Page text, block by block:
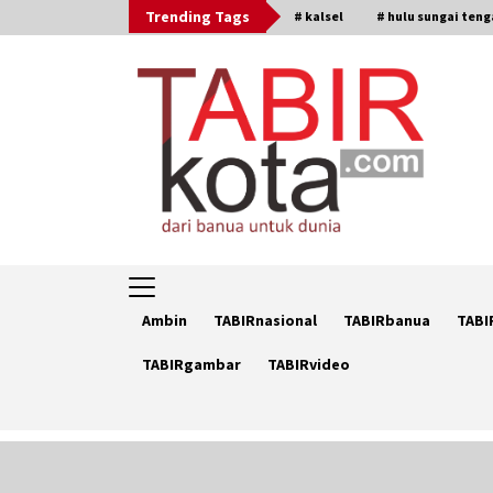
to
Trending Tags # kalsel # hulu sungai
Ambin TABIRnasional TABIRbanua
TABIRgambar TABIRvideo